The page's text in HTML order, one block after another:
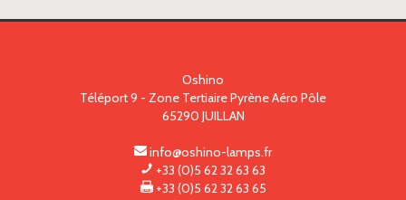
Oshino
Téléport 9 - Zone Tertiaire Pyrène Aéro Pôle
65290 JUILLAN
info@oshino-lamps.fr
+33 (0)5 62 32 63 63
+33 (0)5 62 32 63 65